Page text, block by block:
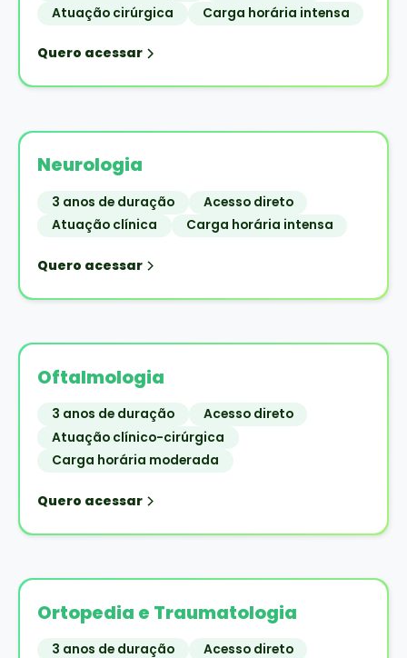
Atuação cirúrgica
Carga horária intensa
Quero acessar
Neurologia
3 anos de duração
Acesso direto
Atuação clínica
Carga horária intensa
Quero acessar
Oftalmologia
3 anos de duração
Acesso direto
Atuação clínico-cirúrgica
Carga horária moderada
Quero acessar
Ortopedia e Traumatologia
3 anos de duração Acesso direto